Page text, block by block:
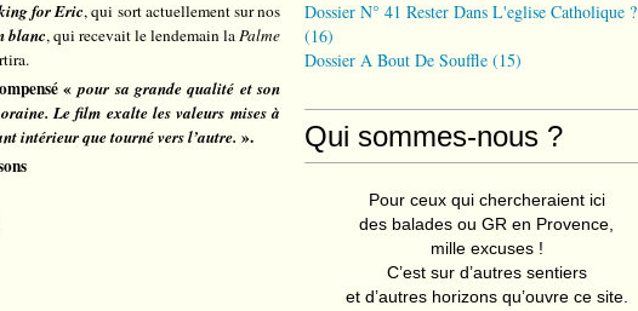
for Eric, qui sort actuellement sur nos
blanc, qui recevait le lendemain laPalme
«pour sa grande qualité et son
Le film exalte les valeurs mises à
intérieur que tourné vers l’autre. ».
Dossier N° 41 Rester Dans L'eglise Catholique ?
(16)
Dossier A Bout De Souffle (15)
Qui sommes-nous ?
Pour ceux qui chercheraient ici
des balades ou GR en Provence,
mille excuses !
C’est sur d’autres sentiers
et d’autres horizons qu’ouvre ce site.